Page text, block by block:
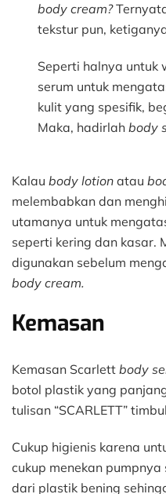
body cream?
tekstur pun,
Seperti halnya untuk
serum untuk
kulit yang spesifik,
Maka, hadirlahbody
Kalau body lotion atau
melembabkan dan
utamanya untuk
seperti kering dan kasar.
digunakan sebelum
body cream.
Kemasan
Kemasan Scarlett body
botol plastik yang
tulisan “SCARLETT”
Cukup higienis karena
cukup menekan
dari plastik bening